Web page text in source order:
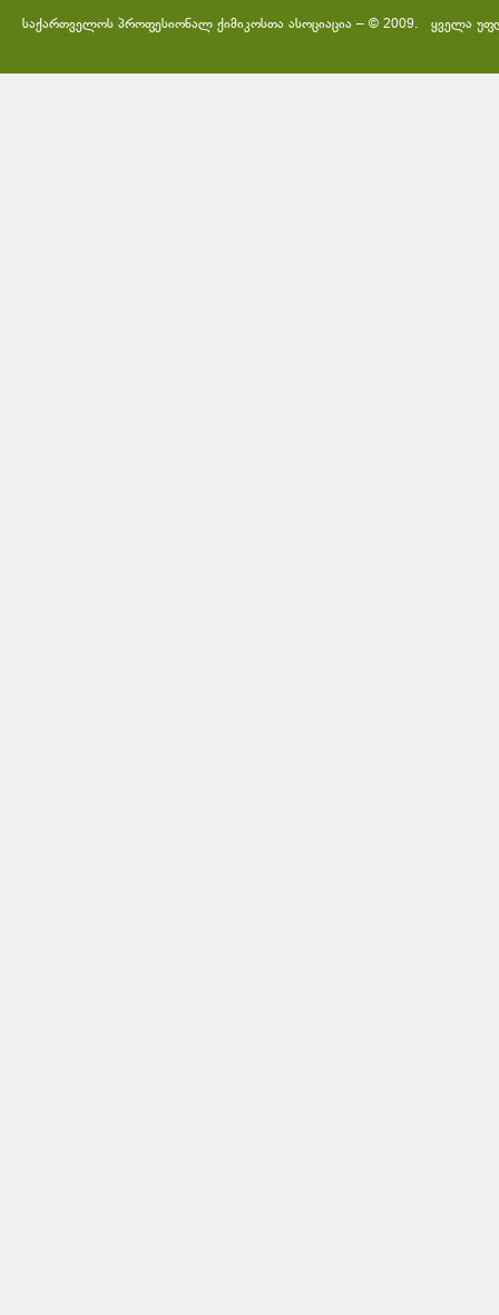
საქართველოს პროფესიონალ ქიმიკოსთა ასოციაცია – © 2009. ყველა